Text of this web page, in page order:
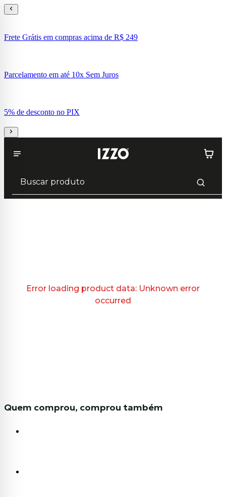
Frete Grátis em compras acima de R$ 249
Parcelamento em até 10x Sem Juros
5% de desconto no PIX
Error loading product data: Unknown error
occurred
Quem comprou, comprou também